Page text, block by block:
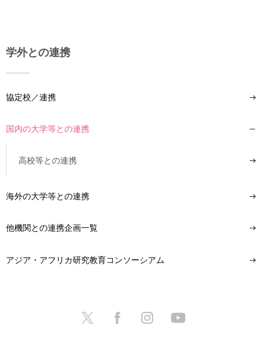
学外との連携
協定校／連携
国内の大学等との連携
高校等との連携
海外の大学等との連携
他機関との連携企画一覧
アジア・アフリカ研究教育コンソーシアム